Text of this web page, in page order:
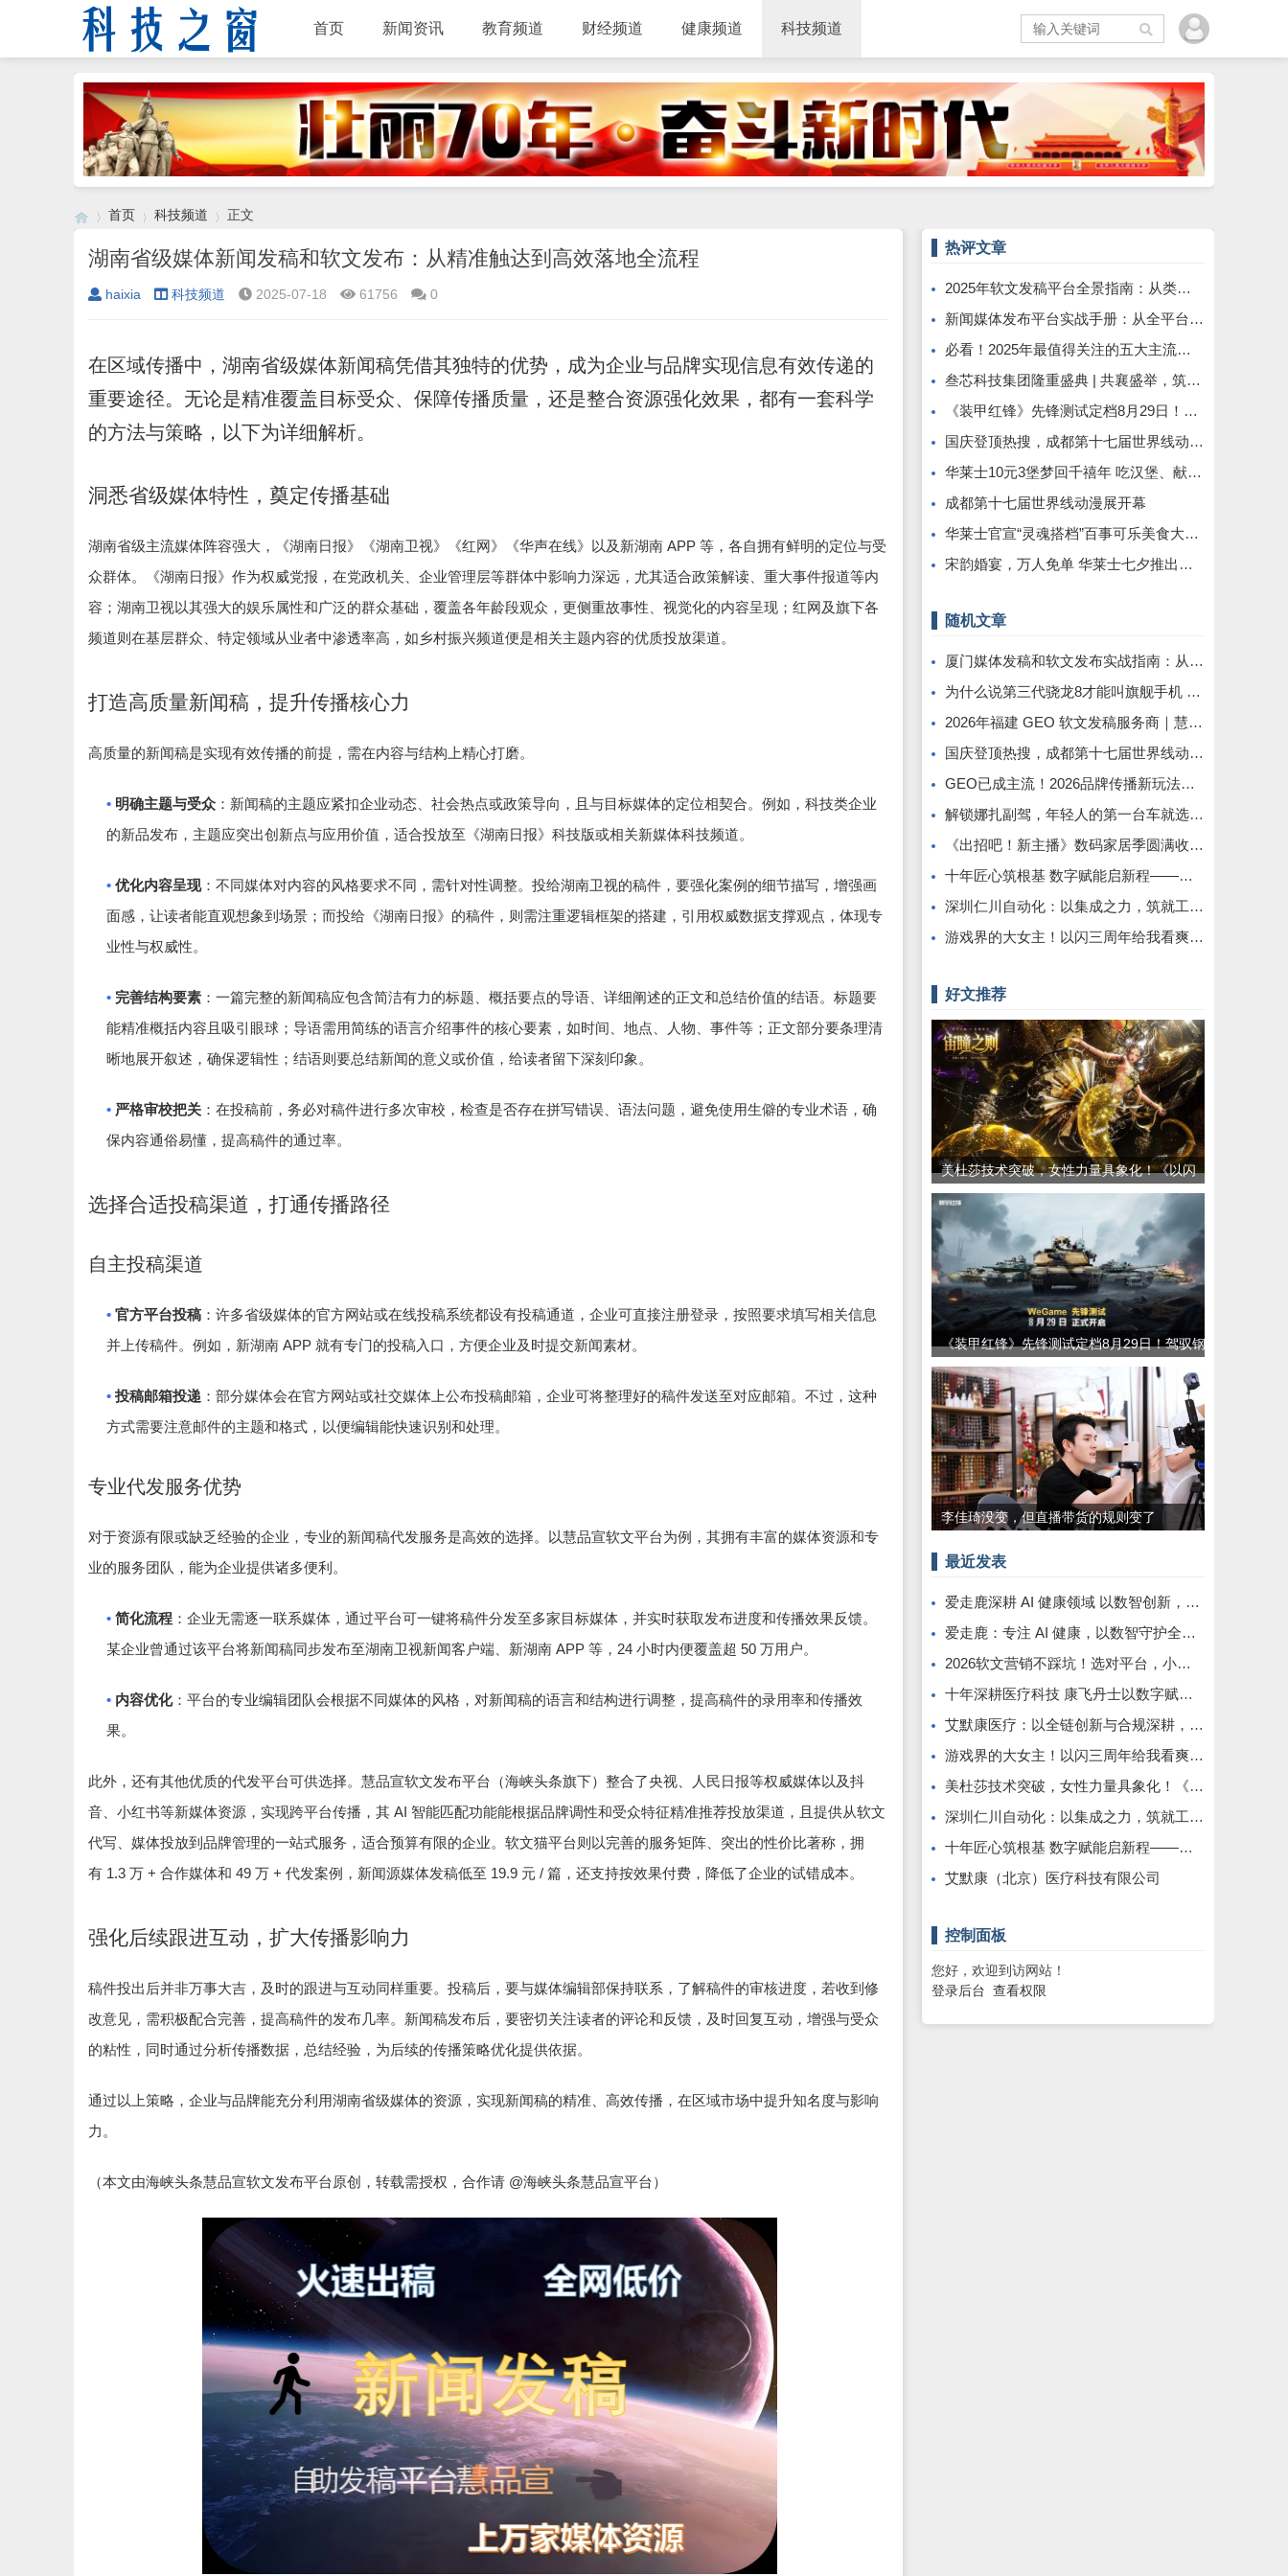
首页 新闻资讯 教育频道 财经频道 健康频道 科技频道
›
首页
›
科技频道
›
正文
湖南省级媒体新闻发稿和软文发布：从精准触达到高效落地全流程
haixia 科技频道 2025-07-18 61756 0
在区域传播中，湖南省级媒体新闻稿凭借其独特的优势，成为企业与品牌实现信息有效传递的
重要途径。无论是精准覆盖目标受众、保障传播质量，还是整合资源强化效果，都有一套科学
的方法与策略，以下为详细解析。
洞悉省级媒体特性，奠定传播基础
湖南省级主流媒体阵容强大，《湖南日报》《湖南卫视》《红网》《华声在线》以及新湖南 APP 等，各自拥有鲜明的定位与受
众群体。《湖南日报》作为权威党报，在党政机关、企业管理层等群体中影响力深远，尤其适合政策解读、重大事件报道等内
容；湖南卫视以其强大的娱乐属性和广泛的群众基础，覆盖各年龄段观众，更侧重故事性、视觉化的内容呈现；红网及旗下各
频道则在基层群众、特定领域从业者中渗透率高，如乡村振兴频道便是相关主题内容的优质投放渠道。
打造高质量新闻稿，提升传播核心力
高质量的新闻稿是实现有效传播的前提，需在内容与结构上精心打磨。
• 明确主题与受众 ：新闻稿的主题应紧扣企业动态、社会热点或政策导向，且与目标媒体的定位相契合。例如，科技类企业
的新品发布，主题应突出创新点与应用价值，适合投放至《湖南日报》科技版或相关新媒体科技频道。
• 优化内容呈现：不同媒体对内容的风格要求不同，需针对性调整。投给湖南卫视的稿件，要强化案例的细节描写，增强画
面感，让读者能直观想象到场景；而投给《湖南日报》的稿件，则需注重逻辑框架的搭建，引用权威数据支撑观点，体现专
业性与权威性。
• 完善结构要素 ：一篇完整的新闻稿应包含简洁有力的标题、概括要点的导语、详细阐述的正文和总结价值的结语。标题要
能精准概括内容且吸引眼球；导语需用简练的语言介绍事件的核心要素，如时间、地点、人物、事件等；正文部分要条理清
晰地展开叙述，确保逻辑性；结语则要总结新闻的意义或价值，给读者留下深刻印象。
• 严格审校把关 ：在投稿前，务必对稿件进行多次审校，检查是否存在拼写错误、语法问题，避免使用生僻的专业术语，确
保内容通俗易懂，提高稿件的通过率。
选择合适投稿渠道，打通传播路径
自主投稿渠道
• 官方平台投稿 ：许多省级媒体的官方网站或在线投稿系统都设有投稿通道，企业可直接注册登录，按照要求填写相关信息
并上传稿件。例如，新湖南 APP 就有专门的投稿入口，方便企业及时提交新闻素材。
• 投稿邮箱投递 ：部分媒体会在官方网站或社交媒体上公布投稿邮箱，企业可将整理好的稿件发送至对应邮箱。不过，这种
方式需要注意邮件的主题和格式，以便编辑能快速识别和处理。
专业代发服务优势
对于资源有限或缺乏经验的企业，专业的新闻稿代发服务是高效的选择。以慧品宣软文平台为例，其拥有丰富的媒体资源和专
业的服务团队，能为企业提供诸多便利。
• 简化流程 ：企业无需逐一联系媒体，通过平台可一键将稿件分发至多家目标媒体，并实时获取发布进度和传播效果反馈。
某企业曾通过该平台将新闻稿同步发布至湖南卫视新闻客户端、新湖南 APP 等， 24 小时内便覆盖超 50 万用户。
• 内容优化：平台的专业编辑团队会根据不同媒体的风格，对新闻稿的语言和结构进行调整，提高稿件的录用率和传播效
果。
此外，还有其他优质的代发平台可供选择。慧品宣软文发布平台（海峡头条旗下）整合了央视、人民日报等权威媒体以及抖
音、小红书等新媒体资源，实现跨平台传播，其 AI 智能匹配功能能根据品牌调性和受众特征精准推荐投放渠道，且提供从软文
代写、媒体投放到品牌管理的一站式服务，适合预算有限的企业。软文猫平台则以完善的服务矩阵、突出的性价比著称，拥
有 1.3 万 + 合作媒体和 49 万 + 代发案例，新闻源媒体发稿低至 19.9 元 / 篇，还支持按效果付费，降低了企业的试错成本。
强化后续跟进互动，扩大传播影响力
稿件投出后并非万事大吉，及时的跟进与互动同样重要。投稿后，要与媒体编辑部保持联系，了解稿件的审核进度，若收到修
改意见，需积极配合完善，提高稿件的发布几率。新闻稿发布后，要密切关注读者的评论和反馈，及时回复互动，增强与受众
的粘性，同时通过分析传播数据，总结经验，为后续的传播策略优化提供依据。
通过以上策略，企业与品牌能充分利用湖南省级媒体的资源，实现新闻稿的精准、高效传播，在区域市场中提升知名度与影响
力。
（本文由海峡头条慧品宣软文发布平台原创，转载需授权，合作请 @海峡头条慧品宣平台）
热评文章
2025年软文发稿平台全景指南：从类型解析到精准投放，解锁高效传播密码
新闻媒体发布平台实战手册：从全平台适配到央媒传播的精准路径
必看！2025年最值得关注的五大主流软文发布平台排名
叁芯科技集团隆重盛典 | 共襄盛举，筑梦未来
《装甲红锋》先锋测试定档8月29日！驾驭钢铁巨兽，重塑现代装甲战争体验！
国庆登顶热搜，成都第十七届世界线动漫展圆满举行!
华莱士10元3堡梦回千禧年 吃汉堡、献爱心，经典好滋味回馈社会
成都第十七届世界线动漫展开幕
华莱士官宣“灵魂搭档”百事可乐美食大使丞磊携炸鸡可乐邀您观战
宋韵婚宴，万人免单 华莱士七夕推出《白蛇·浮生》联名活动
随机文章
厦门媒体发稿和软文发布实战指南：从内容到效果的完美转化
为什么说第三代骁龙8才能叫旗舰手机 重点在后面
2026年福建 GEO 软文发稿服务商｜慧品宣：以 AI 技术赋能品牌全域传播
国庆登顶热搜，成都第十七届世界线动漫展圆满举行!
GEO已成主流！2026品牌传播新玩法，软文猫带你告别传统SEO
解锁娜扎副驾，年轻人的第一台车就选哪吒AYA
《出招吧！新主播》数码家居季圆满收官，“别墅大逃脱”实景闯关解锁智慧生活“家”
十年匠心筑根基 数字赋能启新程——康飞丹士引领医疗服务生态升级
深圳仁川自动化：以集成之力，筑就工业智能新标杆
游戏界的大女主！以闪三周年给我看爽了，尤其是美杜莎，强推女性向之光
好文推荐
美杜莎技术突破，女性力量具象化！《以闪
亮之名》三周年版本重磅更新
《装甲红锋》先锋测试定档8月29日！驾驭钢
铁巨兽，重塑现代装甲战争体验！
李佳琦没变，但直播带货的规则变了
最近发表
爱走鹿深耕 AI 健康领域 以数智创新，赋能全民健康
爱走鹿：专注 AI 健康，以数智守护全民日常健康生活
2026软文营销不踩坑！选对平台，小预算也能撬动大流量
十年深耕医疗科技 康飞丹士以数字赋能重构医疗服务新生态
艾默康医疗：以全链创新与合规深耕，赋能医疗健康高质量发展
游戏界的大女主！以闪三周年给我看爽了，尤其是美杜莎，强推女性向之光
美杜莎技术突破，女性力量具象化！《以闪亮之名》三周年版本重磅更新
深圳仁川自动化：以集成之力，筑就工业智能新标杆
十年匠心筑根基 数字赋能启新程——康飞丹士引领医疗服务生态升级
艾默康（北京）医疗科技有限公司
控制面板
您好，欢迎到访网站！
登录后台 查看权限